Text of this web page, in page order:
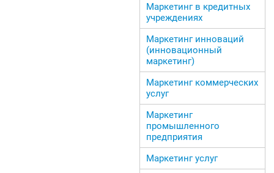
Маркетинг в кредитных
учреждениях
Маркетинг инноваций
(инновационный
маркетинг)
Маркетинг коммерческих
услуг
Маркетинг
промышленного
предприятия
Маркетинг услуг